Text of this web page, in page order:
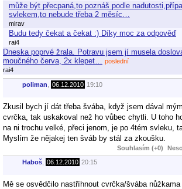
může být přecpaná,to poznáš podle
svlekem,to nebude třeba 2 měsíc…
mirav
Budu tedy čekat a čekat :) Díky moc za odpověď
rai4
Dneska poprvé žrala. Potravu jsem jí musela
moučného červa, 2x klepet…
poslední
rai4
poliman 06.12.2010 19:10
Zkusil bych jí dát třeba švába, když jsem dával
cvrčka, tak uskakoval než ho vůbec chytli. U toho
na ni trochu velké, přeci jenom, je po 4tém svleku,
Myslím že nějakej ten šváb by stál za zkoušku.
Souhlasím (+0)
Haboš 06.12.2010 20:15
Mě se osvědčilo nastříhnout cvrčka/švába